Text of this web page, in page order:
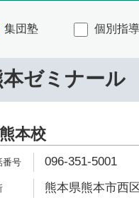
集団塾 個別指
本ゼミナール
本校
096-351-5001
熊本県熊本市西